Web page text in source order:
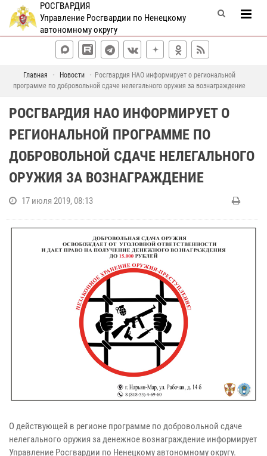
РОСГВАРДИЯ
Управление Росгвардии по Ненецкому
автономному округу
Главная Новости
Росгвардия НАО информирует о региональной
программе по добровольной сдаче нелегального оружия за вознаграждение
РОСГВАРДИЯ НАО ИНФОРМИРУЕТ О
РЕГИОНАЛЬНОЙ ПРОГРАММЕ ПО
ДОБРОВОЛЬНОЙ СДАЧЕ НЕЛЕГАЛЬНОГО
ОРУЖИЯ ЗА ВОЗНАГРАЖДЕНИЕ
17 июля 2019, 08:13
О действующей в регионе программе по добровольной сдаче
нелегального оружия за денежное вознаграждение информирует
Управление Росгвардии по Ненецкому автономному округу.